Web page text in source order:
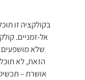
בקולקציה זו
אל-זמניים.
שלא מושפעים
הזאת, לא
אושרת –